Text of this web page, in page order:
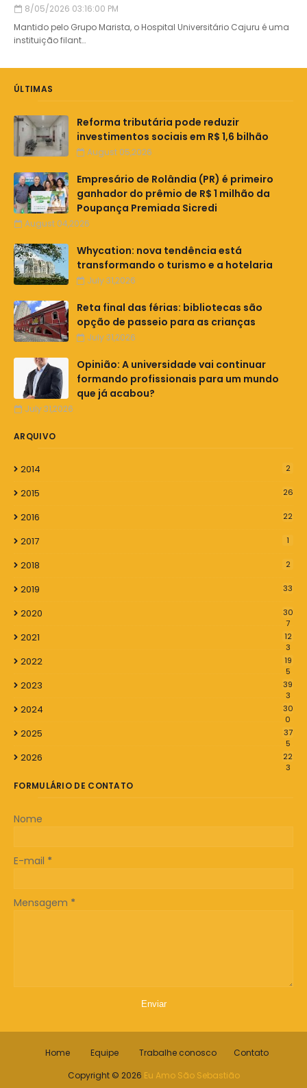
8/05/2026 03:16:00 PM
Mantido pelo Grupo Marista, o Hospital Universitário Cajuru é uma
instituição filant…
ÚLTIMAS
Reforma tributária pode reduzir
investimentos sociais em R$ 1,6 bilhão
August 05,2026
Empresário de Rolândia (PR) é primeiro
ganhador do prêmio de R$ 1 milhão da
Poupança Premiada Sicredi
August 04,2026
Whycation: nova tendência está
transformando o turismo e a hotelaria
July 31,2026
Reta final das férias: bibliotecas são
opção de passeio para as crianças
July 31,2026
Opinião: A universidade vai continuar
formando profissionais para um mundo
que já acabou?
July 31,2026
ARQUIVO
2014 2
2015 26
2016 22
2017 1
2018 2
2019 33
2020
30
7
2021
12
3
2022
19
5
2023
39
3
2024
30
0
2025
37
5
2026
22
3
FORMULÁRIO DE CONTATO
Nome
E-mail *
Mensagem *
Home Equipe Trabalhe conosco
Contato
Copyright © 2026 Eu Amo São Sebastião